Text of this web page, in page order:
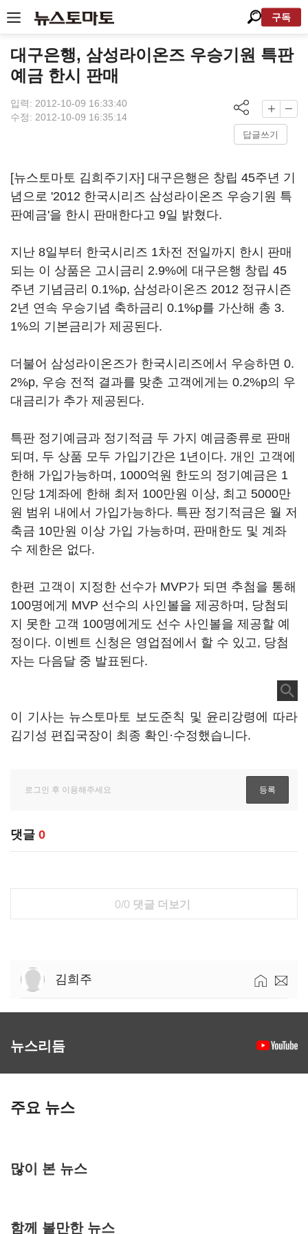
구독
대구은행, 삼성라이온즈 우승기원 특판
예금 한시 판매
입력: 2012-10-09 16:33:40
수정: 2012-10-09 16:35:14
답글쓰기
[뉴스토마토 김희주기자] 대구은행은 창립 45주년 기
념으로 '2012 한국시리즈 삼성라이온즈 우승기원 특
판예금'을 한시 판매한다고 9일 밝혔다.
지난 8일부터 한국시리즈 1차전 전일까지 한시 판매
되는 이 상품은 고시금리 2.9%에 대구은행 창립 45
주년 기념금리 0.1%p, 삼성라이온즈 2012 정규시즌
2년 연속 우승기념 축하금리 0.1%p를 가산해 총 3.
1%의 기본금리가 제공된다.
더불어 삼성라이온즈가 한국시리즈에서 우승하면 0.
2%p, 우승 전적 결과를 맞춘 고객에게는 0.2%p의 우
대금리가 추가 제공된다.
특판 정기예금과 정기적금 두 가지 예금종류로 판매
되며, 두 상품 모두 가입기간은 1년이다. 개인 고객에
한해 가입가능하며, 1000억원 한도의 정기예금은 1
인당 1계좌에 한해 최저 100만원 이상, 최고 5000만
원 범위 내에서 가입가능하다. 특판 정기적금은 월 저
축금 10만원 이상 가입 가능하며, 판매한도 및 계좌
수 제한은 없다.
한편 고객이 지정한 선수가 MVP가 되면 추첨을 통해
100명에게 MVP 선수의 사인볼을 제공하며, 당첨되
지 못한 고객 100명에게도 선수 사인볼을 제공할 예
정이다. 이벤트 신청은 영업점에서 할 수 있고, 당첨
자는 다음달 중 발표된다.
이 기사는 뉴스토마토 보도준칙 및 윤리강령에 따라
김기성 편집국장이 최종 확인·수정했습니다.
댓글 0
0/0 댓글 더보기
김희주
뉴스리듬
주요 뉴스
많이 본 뉴스
함께 볼만한 뉴스